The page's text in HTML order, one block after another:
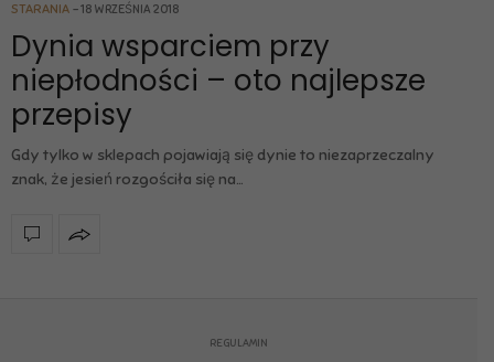
STARANIA 18 WRZEŚNIA 2018
Dynia wsparciem przy
niepłodności – oto najlepsze
przepisy
Gdy tylko w sklepach pojawiają się dynie to niezaprzeczalny
znak, że jesień rozgościła się na…
REGULAMIN